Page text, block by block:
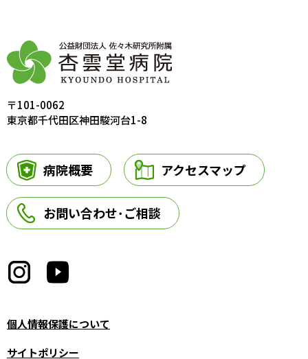
〒101-0062
東京都千代田区神田駿河台1-8
病院概要 アクセスマップ
お問い合わせ･ご相談
個人情報保護について
サイトポリシー